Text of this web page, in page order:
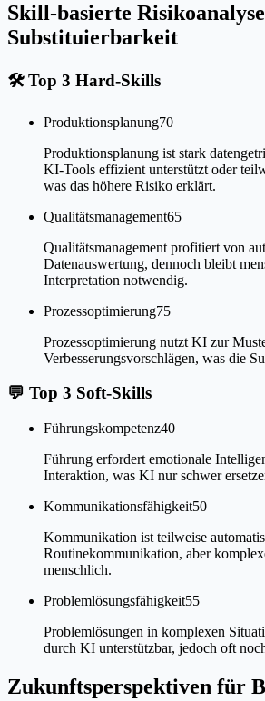
Skill-basierte
Substituierbarkeit
🛠Top 3 Hard-Skills
Produktionsplanung70
Produktionsplanung ist stark
KI-Tools effizient unterstützt oder
was das höhere Risiko erklärt.
Qualitätsmanagement65
Qualitätsmanagement profitiert von
Datenauswertung, dennoch bleibt
Interpretation notwendig.
Prozessoptimierung75
Prozessoptimierung nutzt KI zur
Verbesserungsvorschlägen, was die
💬 Top 3 Soft-Skills
Führungskompetenz40
Führung erfordert emotionale
Interaktion, was KI nur schwer
Kommunikationsfähigkeit50
Kommunikation ist teilweise
Routinekommunikation, aber
menschlich.
Problemlösungsfähigkeit55
Problemlösungen in komplexen
durch KI unterstützbar, jedoch oft
Zukunftsperspektiven für